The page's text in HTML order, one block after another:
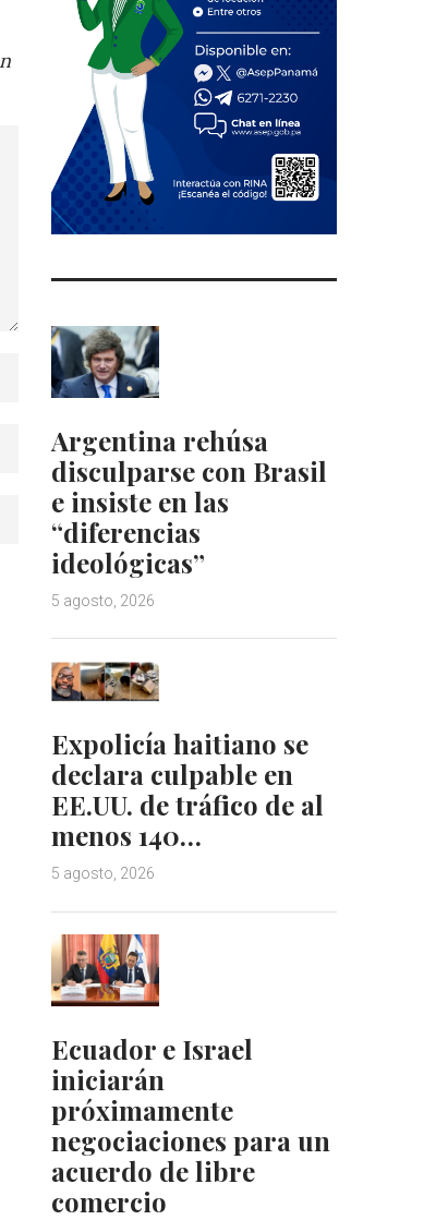
Argentina rehúsa
disculparse con Brasil
e insiste en las
“diferencias
ideológicas”
5 agosto, 2026
Expolicía haitiano se
declara culpable en
EE.UU. de tráfico de al
menos 140…
5 agosto, 2026
Ecuador e Israel
iniciarán
próximamente
negociaciones para un
acuerdo de libre
comercio